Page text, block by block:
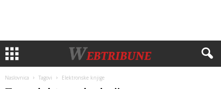
Naslovnica Tagovi Elektronske knjige